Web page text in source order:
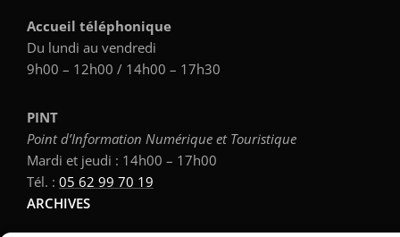
Accueil téléphonique
Du lundi au vendredi
9h00 – 12h00 / 14h00 – 17h30
PINT
Point d’Information Numérique et Touristique
Mardi et jeudi : 14h00 – 17h00
Tél. : 05 62 99 70 19
ARCHIVES